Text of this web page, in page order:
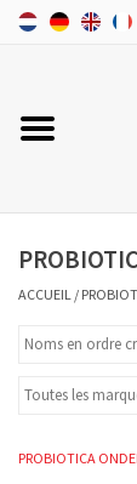
Accueil
FLUX
ACCUEIL /
PROBIOTICA